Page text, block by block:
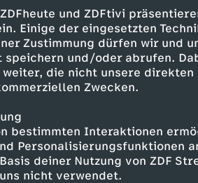
und ZDFtivi
Einige der eingesetzten
Zustimmung dürfen wir und
und/oder abrufen.
die nicht unsere
Zwecken.
bestimmten Interaktionen
Personalisierungsfunktionen
deiner Nutzung von ZDF
nicht verwendet.
ein Geheimnis, das die
Audiodeskription
Löwenzahn